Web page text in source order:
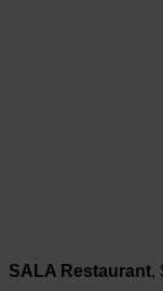
SALA Restaurant,